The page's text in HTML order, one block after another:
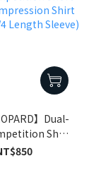
】Dual-
Short